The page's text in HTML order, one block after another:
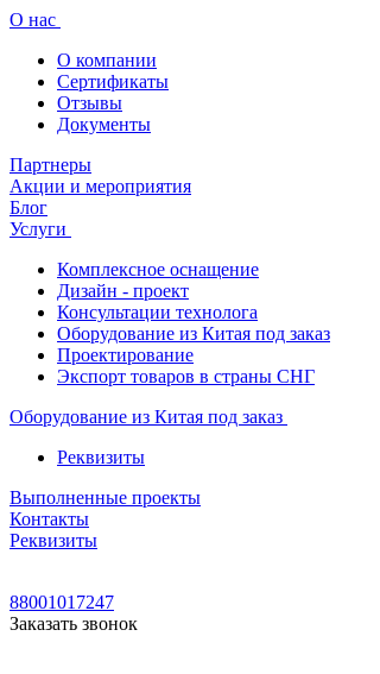
О нас
О компании
Сертификаты
Отзывы
Документы
Партнеры
Акции и мероприятия
Блог
Услуги
Комплексное оснащение
Дизайн - проект
Консультации технолога
Оборудование из Китая под заказ
Проектирование
Экспорт товаров в страны СНГ
Оборудование из Китая под заказ
Реквизиты
Выполненные проекты
Контакты
Реквизиты
88001017247
Заказать звонок